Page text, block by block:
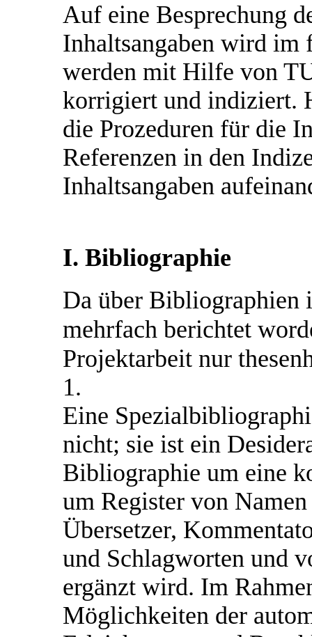
Auf eine Besprechung
Inhaltsangaben wird im
werden mit Hilfe von
korrigiert und indiziert.
die Prozeduren für die
Referenzen in den
Inhaltsangaben
I. Bibliographie
Da über Bibliographien
mehrfach berichtet
Projektarbeit nur
1.
Eine
nicht; sie ist ein
Bibliographie um eine
um Register von
Übersetzer,
und Schlagworten und
ergänzt wird. Im
Möglichkeiten der